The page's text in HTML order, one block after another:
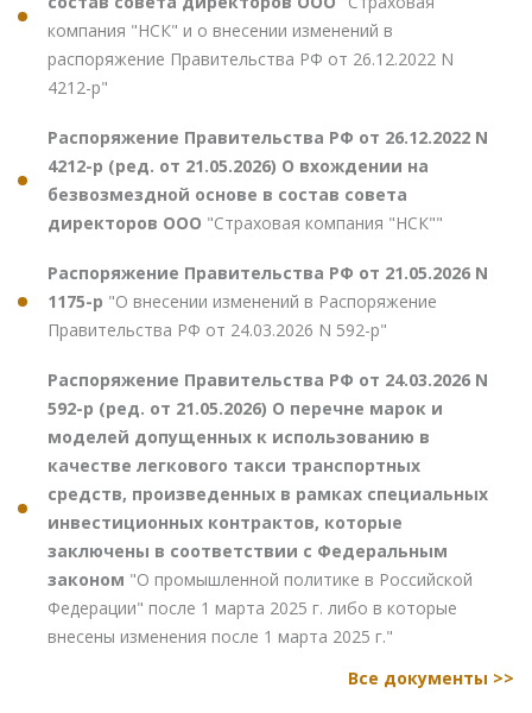
компания "НСК" и о внесении изменений в
распоряжение Правительства РФ от 26.12.2022 N
4212-р"
Распоряжение Правительства РФ от 26.12.2022 N
4212-р (ред. от 21.05.2026) О вхождении на
безвозмездной основе в состав совета
директоров ООО "Страховая компания "НСК""
Распоряжение Правительства РФ от 21.05.2026 N
1175-р "О внесении изменений в Распоряжение
Правительства РФ от 24.03.2026 N 592-р"
Распоряжение Правительства РФ от 24.03.2026 N
592-р (ред. от 21.05.2026) О перечне марок и
моделей допущенных к использованию в
качестве легкового такси транспортных
средств, произведенных в рамках специальных
инвестиционных контрактов, которые
заключены в соответствии с Федеральным
законом "О промышленной политике в Российской
Федерации" после 1 марта 2025 г. либо в которые
внесены изменения после 1 марта 2025 г."
Все документы >>